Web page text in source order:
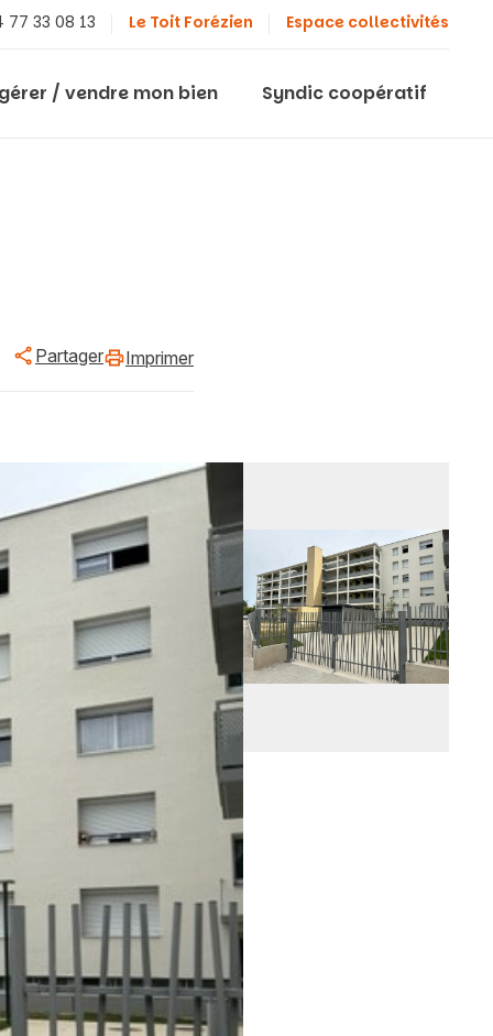
77 33 08 13 Le Toit Forézien Espace collectivités
/ vendre mon bien Syndic coopératif
Partager Imprimer